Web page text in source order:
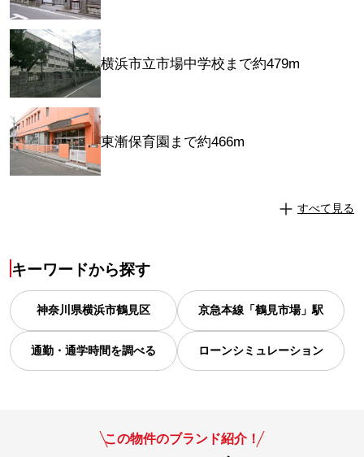
横浜市立市場中学校まで約479m
東漸保育園まで約466m
すべて見る
キーワードから探す
神奈川県横浜市鶴見区 京急本線「鶴見市場」駅
通勤・通学時間を調べる ローンシミュレーション
この物件のブランド紹介！